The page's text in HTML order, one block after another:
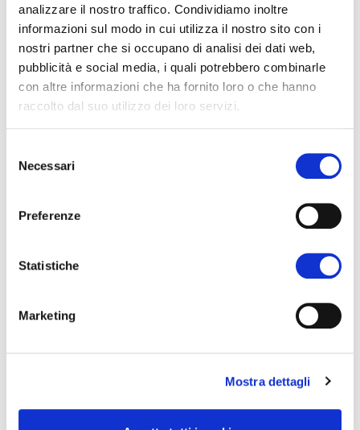
analizzare il nostro traffico. Condividiamo inoltre
informazioni sul modo in cui utilizza il nostro sito con i
nostri partner che si occupano di analisi dei dati web,
pubblicità e social media, i quali potrebbero combinarle
con altre informazioni che ha fornito loro o che hanno
raccolto dal suo utilizzo dei loro servizi.
delNecessari
Preferenze
Statistiche
Marketing
Mostra dettagli
Libero 2022?
Vieni e gioca anche tu!
Quando:
dal 22 al 25 aprile, dalle 9:30 alle
40
25
giochi diversi
1